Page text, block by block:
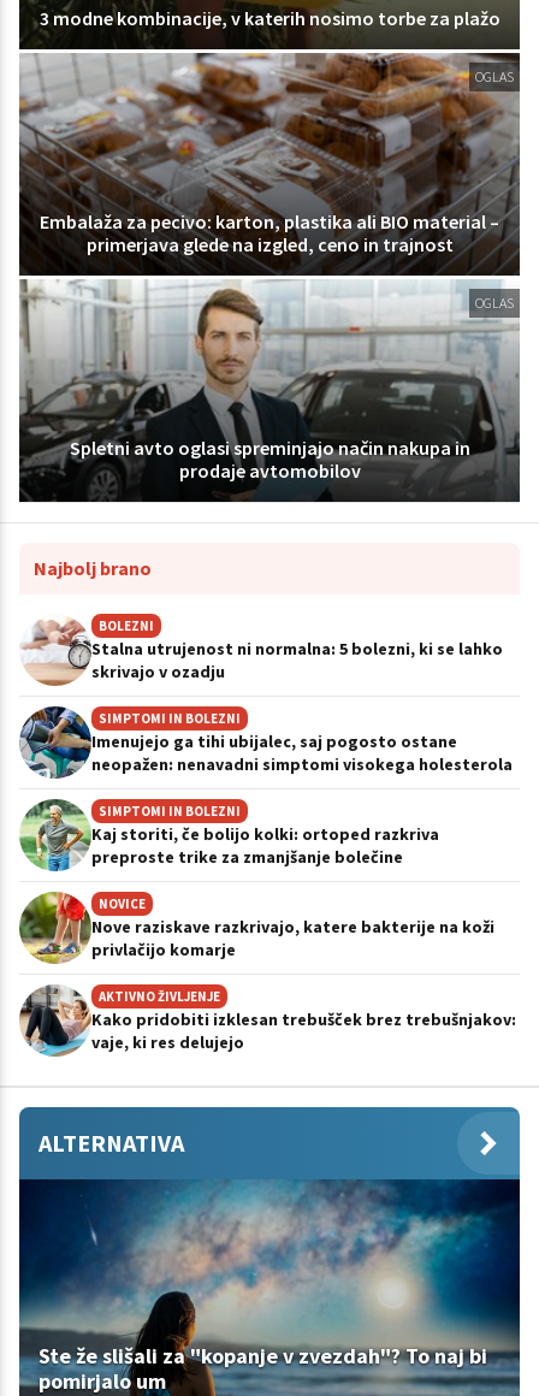
3 modne kombinacije, v katerih nosimo torbe za plažo
OGLAS
Embalaža za pecivo: karton, plastika ali BIO material –
primerjava glede na izgled, ceno in trajnost
OGLAS
Spletni avto oglasi spreminjajo način nakupa in
prodaje avtomobilov
Najbolj brano
BOLEZNI
Stalna utrujenost ni normalna: 5 bolezni, ki se lahko
skrivajo v ozadju
SIMPTOMI IN BOLEZNI
Imenujejo ga tihi ubijalec, saj pogosto ostane
neopažen: nenavadni simptomi visokega holesterola
SIMPTOMI IN BOLEZNI
Kaj storiti, če bolijo kolki: ortoped razkriva
preproste trike za zmanjšanje bolečine
NOVICE
Nove raziskave razkrivajo, katere bakterije na koži
privlačijo komarje
AKTIVNO ŽIVLJENJE
Kako pridobiti izklesan trebušček brez trebušnjakov:
vaje, ki res delujejo
ALTERNATIVA
Ste že slišali za "kopanje v zvezdah"? To naj bi
pomirjalo um